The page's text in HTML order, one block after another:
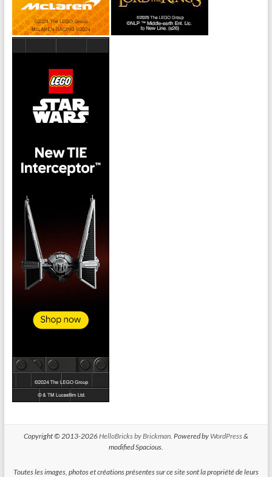
Copyright © 2013-2026HelloBricks by Brickman. Powered by WordPress&
modified Spacious.
Toutes les images, photos et créations présentes sur ce site sont la propriété de leurs